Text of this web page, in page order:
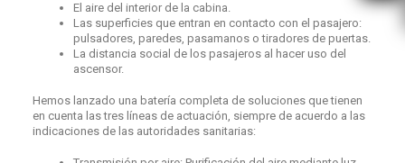
El aire del interior de la cabina.
Las superficies que entran en contacto con el pasajero:
pulsadores, paredes, pasamanos o tiradores de puertas.
La distancia social de los pasajeros al hacer uso del
ascensor.
Hemos lanzado una batería completa de soluciones que tienen
en cuenta las tres líneas de actuación, siempre de acuerdo a las
indicaciones de las autoridades sanitarias: